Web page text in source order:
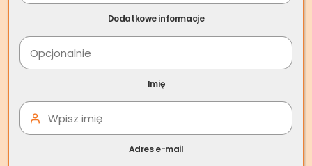
Ile trwa postępowanie
Dodatkowe informacje
Imię
Adres e-mail